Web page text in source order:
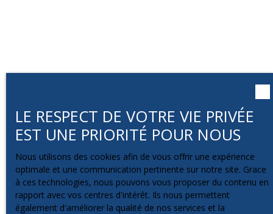
LE RESPECT DE VOTRE VIE PRIVÉE
EST UNE PRIORITÉ POUR NOUS
Nous utilisons des cookies afin de vous offrir une expérience
optimale et une communication pertinente sur notre site. Grace
à ces technologies, nous pouvons vous proposer du contenu en
rapport avec vos centres d'intérêt. Ils nous permettent
également d'améliorer la qualité de nos services et la